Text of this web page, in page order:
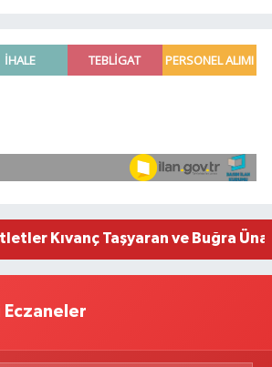
uyuşturucu operasyonunda 190
Kıvanç Taşyaran ve Buğra
Eczaneler